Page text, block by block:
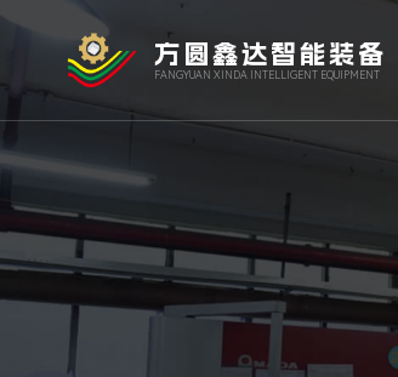
方圆鑫达智能装备
FANGYUAN XINDA INTELLIGENT EQUIPMENT